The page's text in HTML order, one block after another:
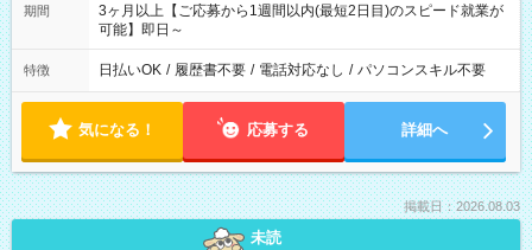
期間
3ヶ月以上【ご応募から1週間以内(最短2日目)のスピード就業が
可能】即日～
特徴 日払いOK / 履歴書不要 / 電話対応なし / パソコンスキル不要
気になる！ 応募する 詳細へ
掲載日：2026.08.03
未読